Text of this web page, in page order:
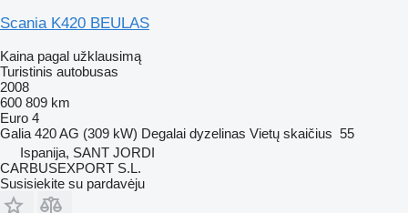
Scania K420 BEULAS
Kaina pagal užklausimą
Turistinis autobusas
2008
600 809 km
Euro 4
Galia 420 AG (309 kW) Degalai dyzelinas Vietų skaičius 55
Ispanija, SANT JORDI
CARBUSEXPORT S.L.
Susisiekite su pardavėju